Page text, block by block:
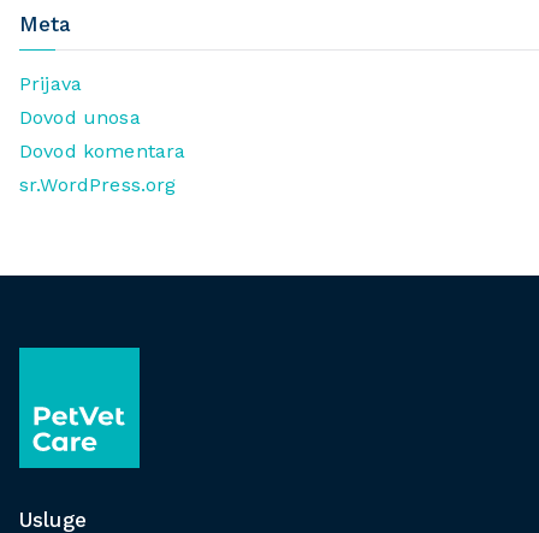
Meta
Prijava
Dovod unosa
Dovod komentara
sr.WordPress.org
Usluge